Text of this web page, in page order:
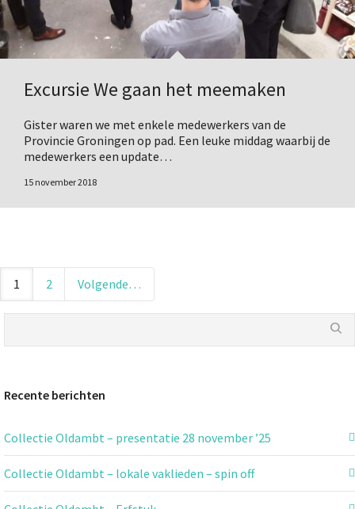
Excursie We gaan het meemaken
Gister waren we met enkele medewerkers van de
Provincie Groningen op pad. Een leuke middag waarbij de
medewerkers een update…
15 november 2018
1 2 Volgende
Recente berichten
Collectie Oldambt – presentatie 28 november ’25
Collectie Oldambt – lokale vaklieden – spin off